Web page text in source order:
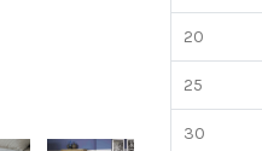
20
25
30